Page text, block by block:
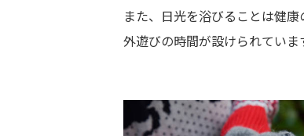
また、日光を浴びることは健
外遊びの時間が設けられていま